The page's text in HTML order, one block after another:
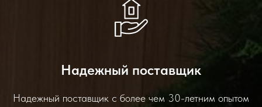
Надежный поставщик
Надежный поставщик с более чем 30-летним опытом